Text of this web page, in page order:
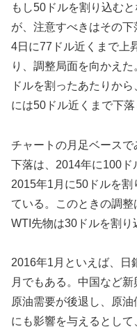
もし50ドルを割り込む
が、注意すべきはその
4日に77ドル近くまで上
り、調整局面を向かえ
ドルを割ったあたりか
には50ドル近くまで下落
チャートの月足ベース
下落は、2014年に100ド
2015年1月に50ドルを
ている。このときの調整
WTI先物は30ドルを割り
2016年1月といえば、日
月でもある。中国など
原油需要が後退し、原
にも影響を与えるとし